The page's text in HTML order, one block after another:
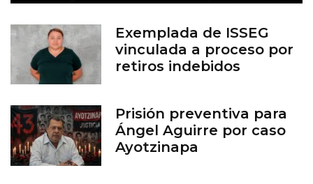
Exemplada de ISSEG
vinculada a proceso por
retiros indebidos
Prisión preventiva para
Ángel Aguirre por caso
Ayotzinapa